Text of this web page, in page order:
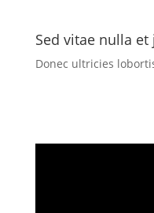
Sed vitae nulla
Donec ultricies